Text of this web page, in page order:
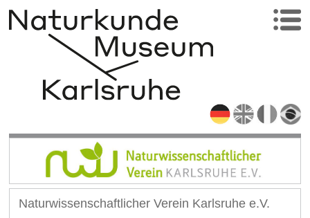
Naturwissenschaftlicher Verein Karlsruhe e.V.